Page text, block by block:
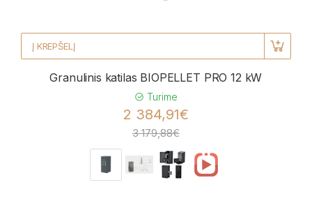
Į KREPŠELĮ
Granulinis katilas BIOPELLET PRO 12 kW
Turime
2 384,91€
3 179,88€